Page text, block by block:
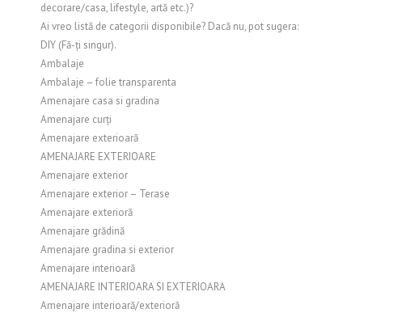
decorare/casa, lifestyle, artă etc.)?
Ai vreo listă de categorii disponibile? Dacă nu, pot sugera:
DIY (Fă-ți singur).
Ambalaje
Ambalaje – folie transparenta
Amenajare casa si gradina
Amenajare curți
Amenajare exterioară
AMENAJARE EXTERIOARE
Amenajare exterior
Amenajare exterior – Terase
Amenajare exterioră
Amenajare grădină
Amenajare gradina si exterior
Amenajare interioară
AMENAJARE INTERIOARA SI EXTERIOARA
Amenajare interioară/exterioră